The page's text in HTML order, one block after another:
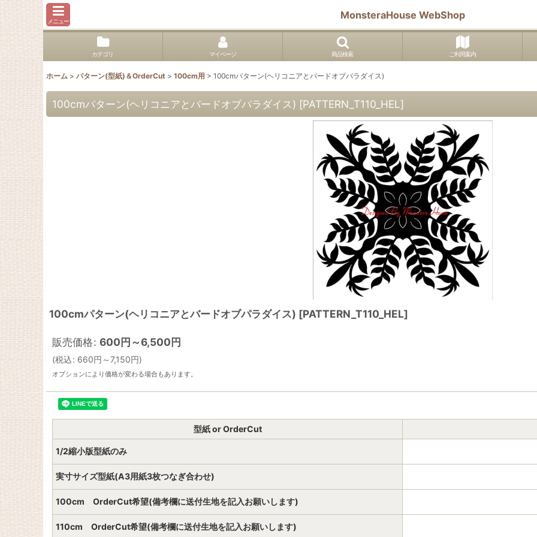
メニュー
MonsteraHouse WebShop
カテゴリ マイページ 商品検索 ご利用案内
ホーム > パターン(型紙)＆OrderCut > 100cm用 > 100cmパターン(ヘリコニアとバードオブパラダイス)
100cmパターン(ヘリコニアとバードオブパラダイス) [PATTERN_T110_HEL]
100cmパターン(ヘリコニアとバードオブパラダイス) [PATTERN_T110_HEL]
販売価格: 600円～6,500円
(税込: 660円 ～7,150円)
オプションにより価格が変わる場合もあります。
型紙 or OrderCut
1/2縮小版型紙のみ
実寸サイズ型紙(A3用紙3枚つなぎ合わせ)
100cm OrderCut希望(備考欄に送付生地を記入お願いします)
110cm OrderCut希望(備考欄に送付生地を記入お願いします)